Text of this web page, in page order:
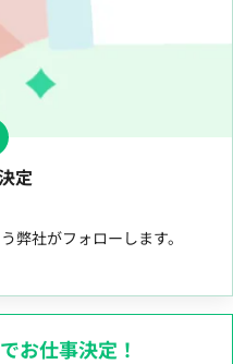
定
弊社がフォローします。
お仕事決定！